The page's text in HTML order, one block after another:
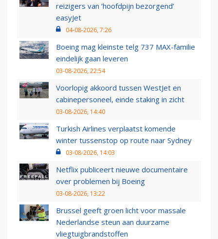
reizigers van ‘hoofdpijn bezorgend’
easyJet
04-08-2026, 7:26
Boeing mag kleinste telg 737 MAX-familie
eindelijk gaan leveren
03-08-2026, 22:54
Voorlopig akkoord tussen WestJet en
cabinepersoneel, einde staking in zicht
03-08-2026, 14:40
Turkish Airlines verplaatst komende
winter tussenstop op route naar Sydney
03-08-2026, 14:03
Netflix publiceert nieuwe documentaire
over problemen bij Boeing
03-08-2026, 13:22
Brussel geeft groen licht voor massale
Nederlandse steun aan duurzame
vliegtuigbrandstoffen